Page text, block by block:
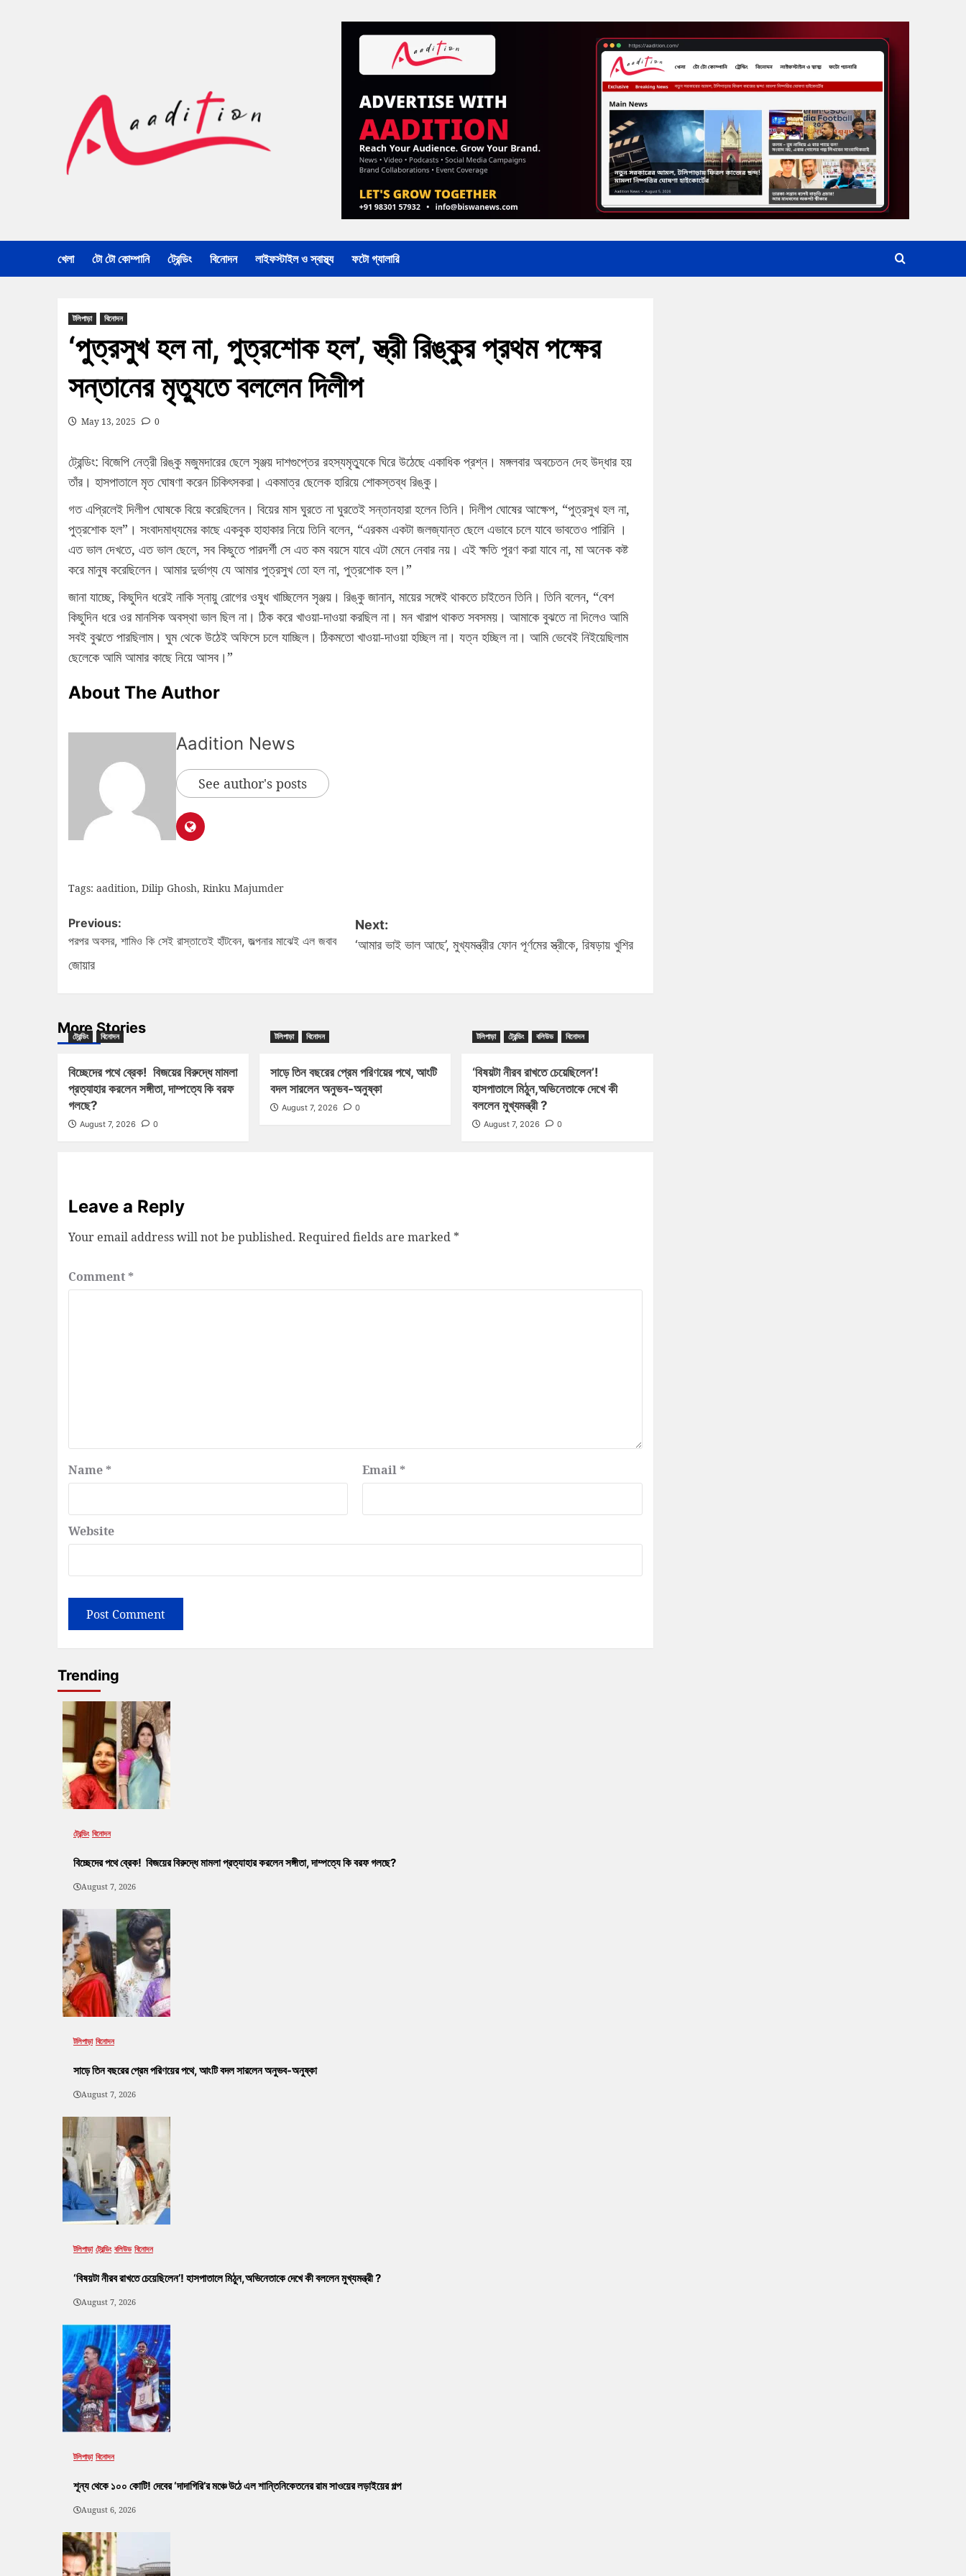
খেলা টো টো কোম্পানি ট্রেন্ডিং বিনোদন লাইফস্টাইল ও স্বাস্থ্য ফটো গ্যালারি
টলিপাড়া বিনোদন
‘পুত্রসুখ হল না, পুত্রশোক হল’, স্ত্রী রিঙ্কুর প্রথম পক্ষের
সন্তানের মৃত্যুতে বললেন দিলীপ
May 13, 2025 0
ট্রেন্ডিং: বিজেপি নেত্রী রিঙ্কু মজুমদারের ছেলে সৃঞ্জয় দাশগুপ্তের রহস্যমৃত্যুকে ঘিরে উঠেছে একাধিক প্রশ্ন। মঙ্গলবার অবচেতন দেহ উদ্ধার হয়
তাঁর। হাসপাতালে মৃত ঘোষণা করেন চিকিৎসকরা। একমাত্র ছেলেক হারিয়ে শোকস্তব্ধ রিঙ্কু।
গত এপ্রিলেই দিলীপ ঘোষকে বিয়ে করেছিলেন। বিয়ের মাস ঘুরতে না ঘুরতেই সন্তানহারা হলেন তিনি। দিলীপ ঘোষের আক্ষেপ, “পুত্রসুখ হল না,
পুত্রশোক হল”। সংবাদমাধ্যমের কাছে একবুক হাহাকার নিয়ে তিনি বলেন, “এরকম একটা জলজ্যান্ত ছেলে এভাবে চলে যাবে ভাবতেও পারিনি ।
এত ভাল দেখতে, এত ভাল ছেলে, সব কিছুতে পারদর্শী সে এত কম বয়সে যাবে এটা মেনে নেবার নয়। এই ক্ষতি পূরণ করা যাবে না, মা অনেক কষ্ট
করে মানুষ করেছিলেন। আমার দুর্ভাগ্য যে আমার পুত্রসুখ তো হল না, পুত্রশোক হল।”
জানা যাচ্ছে, কিছুদিন ধরেই নাকি স্নায়ু রোগের ওষুধ খাচ্ছিলেন সৃঞ্জয়। রিঙ্কু জানান, মায়ের সঙ্গেই থাকতে চাইতেন তিনি। তিনি বলেন, “বেশ
কিছুদিন ধরে ওর মানসিক অবস্থা ভাল ছিল না। ঠিক করে খাওয়া-দাওয়া করছিল না। মন খারাপ থাকত সবসময়। আমাকে বুঝতে না দিলেও আমি
সবই বুঝতে পারছিলাম। ঘুম থেকে উঠেই অফিসে চলে যাচ্ছিল। ঠিকমতো খাওয়া-দাওয়া হচ্ছিল না। যত্ন হচ্ছিল না। আমি ভেবেই নিইয়েছিলাম
ছেলেকে আমি আমার কাছে নিয়ে আসব।”
About The Author
Aadition News
See author's posts
Tags: aadition, Dilip Ghosh, Rinku Majumder
Previous:
পরপর অবসর, শামিও কি সেই রাস্তাতেই হাঁটবেন, জল্পনার মাঝেই এল জবাব
Next:
‘আমার ভাই ভাল আছে’, মুখ্যমন্ত্রীর ফোন পূর্ণমের স্ত্রীকে, রিষড়ায় খুশির
জোয়ার
More Stories
ট্রেন্ডিং বিনোদন
বিচ্ছেদের পথে ব্রেক! বিজয়ের বিরুদ্ধে মামলা
প্রত্যাহার করলেন সঙ্গীতা, দাম্পত্যে কি বরফ
গলছে?
August 7, 2026 0
টলিপাড়া বিনোদন
সাড়ে তিন বছরের প্রেম পরিণয়ের পথে, আংটি
বদল সারলেন অনুভব-অনুষ্কা
August 7, 2026 0
টলিপাড়া ট্রেন্ডিং বলিউড বিনোদন
‘বিষয়টা নীরব রাখতে চেয়েছিলেন’!
হাসপাতালে মিঠুন,অভিনেতাকে দেখে কী
বললেন মুখ্যমন্ত্রী ?
August 7, 2026 0
Leave a Reply
Your email address will not be published. Required fields are marked *
Comment *
Name * Email *
Website
Trending
ট্রেন্ডিং বিনোদন
বিচ্ছেদের পথে ব্রেক! বিজয়ের বিরুদ্ধে মামলা প্রত্যাহার করলেন সঙ্গীতা, দাম্পত্যে কি বরফ গলছে?
August 7, 2026
টলিপাড়া বিনোদন
সাড়ে তিন বছরের প্রেম পরিণয়ের পথে, আংটি বদল সারলেন অনুভব-অনুষ্কা
August 7, 2026
টলিপাড়া ট্রেন্ডিং বলিউড বিনোদন
‘বিষয়টা নীরব রাখতে চেয়েছিলেন’! হাসপাতালে মিঠুন,অভিনেতাকে দেখে কী বললেন মুখ্যমন্ত্রী ?
August 7, 2026
টলিপাড়া বিনোদন
শূন্য থেকে ১০০ কোটি! দেবের ‘দাদাগিরি’র মঞ্চে উঠে এল শান্তিনিকেতনের রাম সাওয়ের লড়াইয়ের গল্প
August 6, 2026